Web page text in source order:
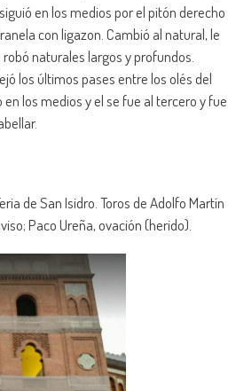
en los medios por el pitón derecho
con ligazon. Cambió al natural, le
naturales largos y profundos.
los últimos pases entre los olés del
los medios y el se fue al tercero y fue
de San Isidro. Toros de Adolfo Martín
Paco Ureña, ovación (herido).